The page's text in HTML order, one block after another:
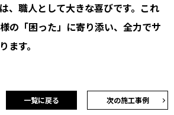
、職人として大きな喜びです。これ
の「困った」に寄り添い、全力でサ
ます。
次の施工事例
一覧に戻る